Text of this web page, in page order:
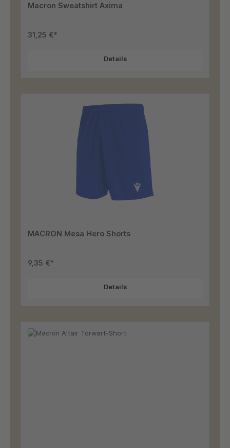
Macron Sweatshirt Axima
31,25 €*
Details
MACRON Mesa Hero Shorts
9,35 €*
Details